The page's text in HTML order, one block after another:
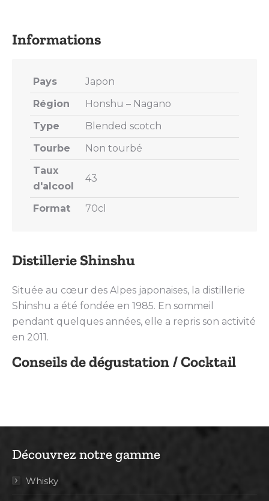
Distillerie Shinshu
Située au cœur des Alpes japonaises, la distillerie
Shinshu a été fondée en 1985. En sommeil
pendant quelques années, elle a repris son activité
en 2011.
Conseils de dégustation / Cocktail
Pays
Japon
Région
Honshu – Nagano
Type
Blended scotch
Tourbe
Non tourbé
Taux
d'alcool
43
Format 70cl
Découvrez notre gamme
Whisky